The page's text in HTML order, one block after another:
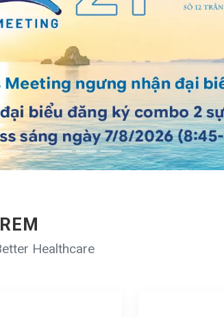
Healthcare